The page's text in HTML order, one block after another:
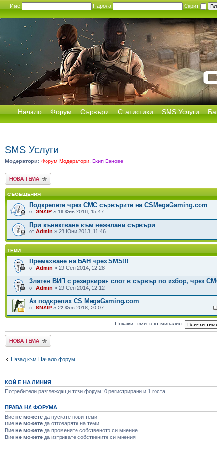
Име: Парола: Скрит
Начало Форум Сървъри Статистики SMS Услуги
SMS Услуги
Модератори: Форум Модератори Екип Банове
Публикувай нова
тема
СЪОБЩЕНИЯ
Подкрепете чрез СМС сървърите на CSMegaGaming.com
от SNAIP » 18 Фев 2018, 15:47
При кънектване към нежелани сървъри
от Admin » 28 Юни 2013, 11:46
ТЕМИ
Премахване на БАН чрез SMS!!!
от Admin » 29 Сеп 2014, 12:28
Златен ВИП с резервиран слот в сървър по избор, чрез
от Admin » 29 Сеп 2014, 12:12
Аз подкрепих CS MegaGaming.com
от SNAIP » 22 Фев 2018, 20:07
Покажи темите от миналия:
Публикувай нова
тема
Назад към Начало форум
КОЙ Е НА ЛИНИЯ
Потребители разглеждащи този форум: 0 регистрирани и 1 госта
ПРАВА НА ФОРУМА
Вие не можете да пускате нови теми
Вие не можете да отговаряте на теми
Вие не можете да променяте собственото си мнение
Вие не можете да изтривате собствените си мнения